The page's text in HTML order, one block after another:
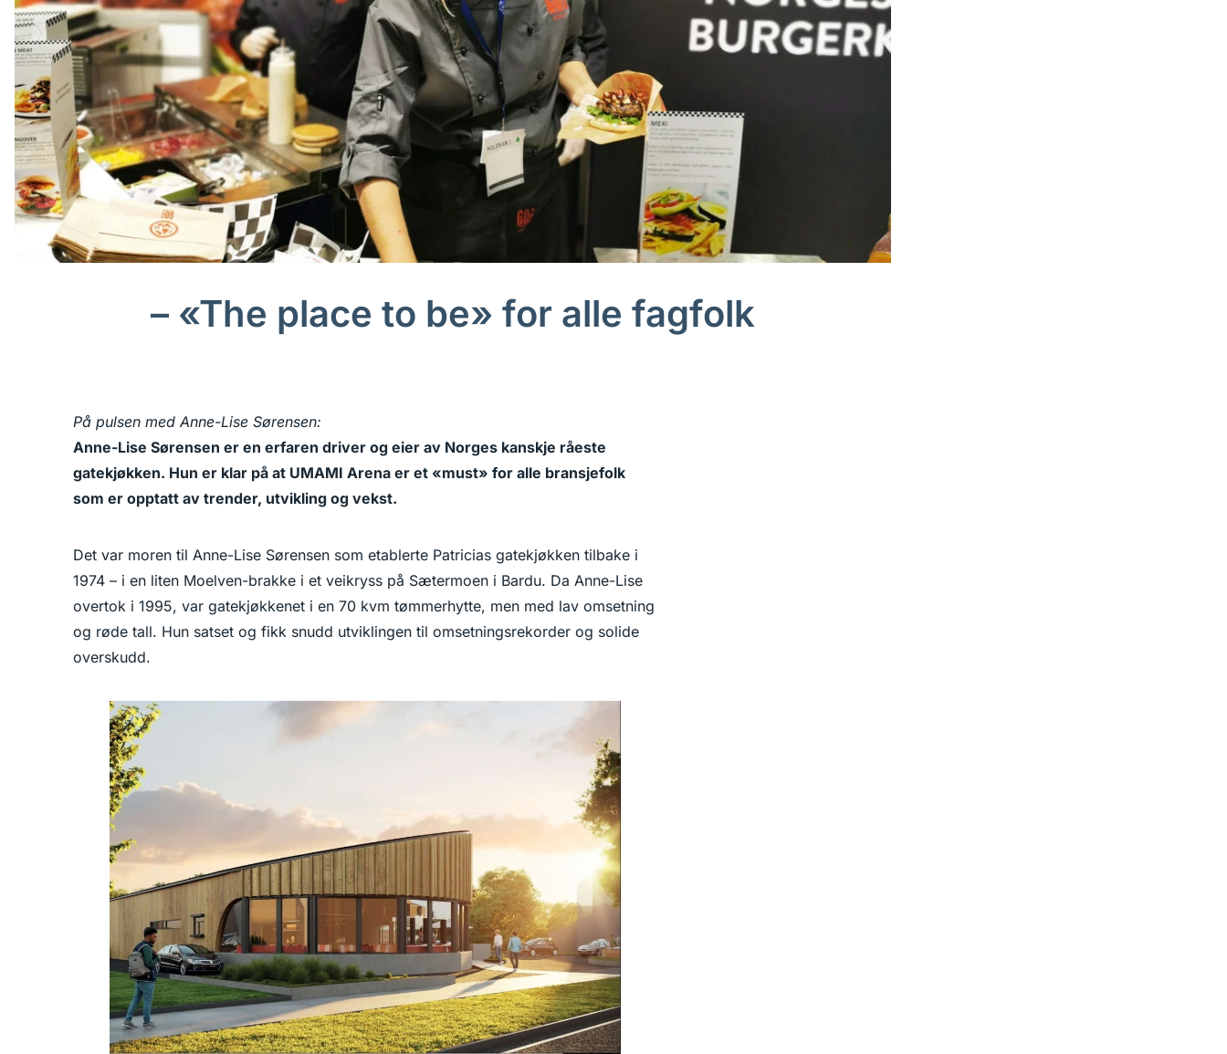
– «The place to be» for alle fagfolk
På pulsen med Anne-Lise Sørensen:
Anne-Lise Sørensen er en erfaren driver og eier av Norges kanskje råeste
gatekjøkken. Hun er klar på at UMAMI Arena er et «must» for alle bransjefolk
som er opptatt av trender, utvikling og vekst.
Det var moren til Anne-Lise Sørensen som etablerte Patricias gatekjøkken tilbake i
1974 – i en liten Moelven-brakke i et veikryss på Sætermoen i Bardu. Da Anne-Lise
overtok i 1995, var gatekjøkkenet i en 70 kvm tømmerhytte, men med lav omsetning
og røde tall. Hun satset og fikk snudd utviklingen til omsetningsrekorder og solide
overskudd.